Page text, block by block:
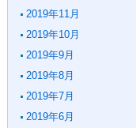
2019年11月
2019年10月
2019年9月
2019年8月
2019年7月
2019年6月